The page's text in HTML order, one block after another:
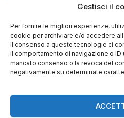
Gestisci il
Per fornire le migliori esperienze,
cookie per archiviare e/o accedere
Il consenso a queste tecnologie ci
il comportamento di navigazione o ID
mancato consenso o la revoca del
negativamente su determinate
SEGUICI SUI SOCIAL
CI TROVI